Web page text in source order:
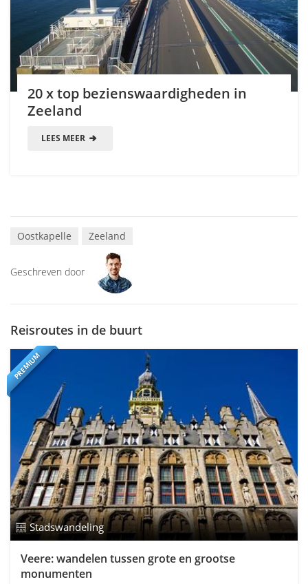
20 x top bezienswaardigheden in
Zeeland
LEES MEER
Oostkapelle Zeeland
Geschreven door
Reisroutes in de buurt
PREMIUM
Stadswandeling
Veere: wandelen tussen grote en grootse
monumenten